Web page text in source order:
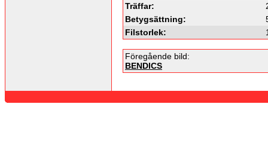
Träffar:
Betygsättning:
Filstorlek:
Föregående bild:
BENDICS